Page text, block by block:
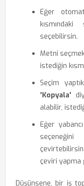
Eğer
seçebilirsin.
Metni
istediğin
Seçim
'Kopyala'
alabilir,
Eğer
çeviri yapma
Düşünsene, bir iş